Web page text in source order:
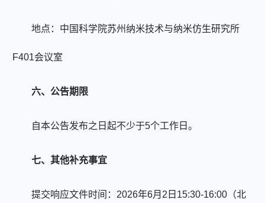
地点：中国科学院苏州纳米技术与纳米仿生研究所
F401会议室
六、公告期限
自本公告发布之日起不少于5个工作日。
七、其他补充事宜
提交响应文件时间： 2026年6月2日15:30-16:00 （北